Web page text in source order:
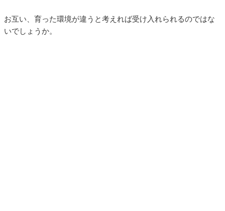
お互い、育った環境が違うと考えれば受け入れられるのではな
いでしょうか。